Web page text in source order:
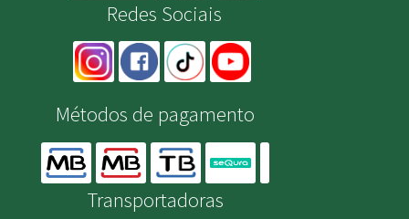
Redes Sociais
Métodos de pagamento
Transportadoras